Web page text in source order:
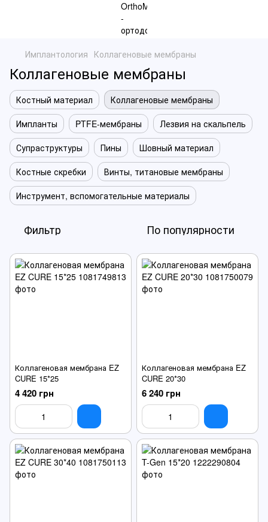
Имплантология Коллагеновые мембраны
Коллагеновые мембраны
Костный материал
Коллагеновые мембраны
Импланты
PTFE-мембраны
Лезвия на скальпель
Супраструктуры
Пины
Шовный материал
Костные скребки
Винты, титановые мембраны
Инструмент, вспомогательные материалы
Фильтр По популярности
Коллагеновая мембрана EZ
CURE 15*25
4 420 грн
Коллагеновая мембрана EZ
CURE 20*30
6 240 грн